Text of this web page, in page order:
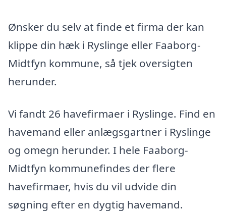
Ønsker du selv at finde et firma der kan
klippe din hæk i Ryslinge eller Faaborg-
Midtfyn kommune, så tjek oversigten
herunder.
Vi fandt 26 havefirmaer i Ryslinge. Find en
havemand eller anlægsgartner i Ryslinge
og omegn herunder. I hele Faaborg-
Midtfyn kommunefindes der flere
havefirmaer, hvis du vil udvide din
søgning efter en dygtig havemand.